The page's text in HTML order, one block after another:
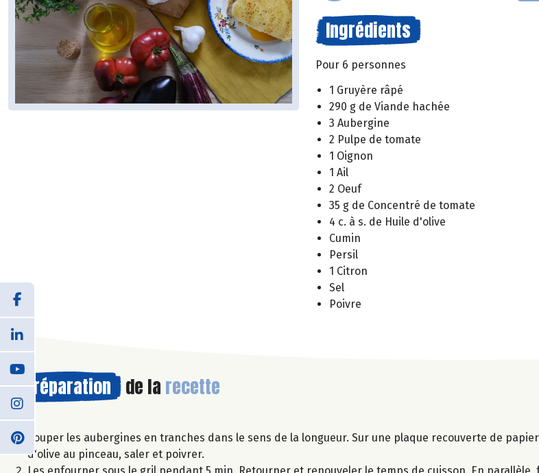
Ingrédients
Pour 6 personnes
1 Gruyère râpé
290 g de Viande hachée
3 Aubergine
2 Pulpe de tomate
1 Oignon
1 Ail
2 Oeuf
35 g de Concentré de tomate
4 c. à s. de Huile d'olive
Cumin
Persil
1 Citron
Sel
Poivre
Préparation de la recette
Couper les aubergines en tranches dans le sens de la longueur. Sur une plaque recouverte de
d'olive au pinceau, saler et poivrer.